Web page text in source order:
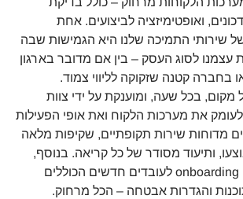
ואופטימיזציה לביצועים. אחת
שירותי התמיכה שלנו היא הגמישות שבה
עצמנו לסוג העסק – בין אם מדובר בארגון
בחברה קטנה שזקוקה לליווי צמוד.
מקום, בכל שעה, ומוענקת על ידי צוות
את מערכות הלקוח ואת אופי הפעילות
מדוחות שירות תקופתיים, שקיפות מלאה
ותיעוד מסודר של כל קריאה. בנוסף,
אנו מציעים שירותי onboarding לעובדים חדשים הכוללים
והגדרות אבטחה – הכל מרחוק.